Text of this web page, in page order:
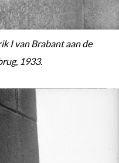
I van Brabant aan de
1933.